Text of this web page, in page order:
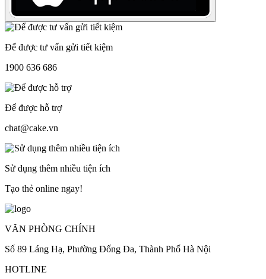
Để được tư vấn gửi tiết kiệm
1900 636 686
Để được hỗ trợ
chat@cake.vn
Sử dụng thêm nhiều tiện ích
Tạo thẻ online ngay!
VĂN PHÒNG CHÍNH
Số 89 Láng Hạ, Phường Đống Đa, Thành Phố Hà Nội
HOTLINE